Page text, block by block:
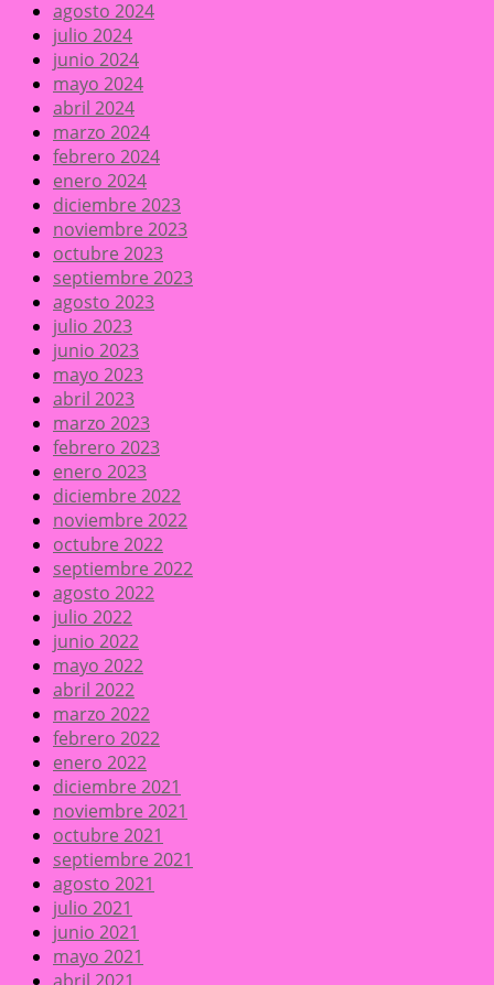
agosto 2024
julio 2024
junio 2024
mayo 2024
abril 2024
marzo 2024
febrero 2024
enero 2024
diciembre 2023
noviembre 2023
octubre 2023
septiembre 2023
agosto 2023
julio 2023
junio 2023
mayo 2023
abril 2023
marzo 2023
febrero 2023
enero 2023
diciembre 2022
noviembre 2022
octubre 2022
septiembre 2022
agosto 2022
julio 2022
junio 2022
mayo 2022
abril 2022
marzo 2022
febrero 2022
enero 2022
diciembre 2021
noviembre 2021
octubre 2021
septiembre 2021
agosto 2021
julio 2021
junio 2021
mayo 2021